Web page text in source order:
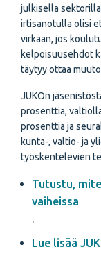
julkisella
irtisanotulla olisi
virkaan, jos
kelpoisuusehdot
täytyy ottaa
JUKOn
prosenttia,
prosenttia ja
kunta-, valtio- ja
työskentelevien
Tutustu,
vaiheissa
.
Lue lisää